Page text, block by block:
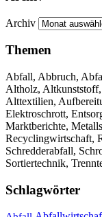
Archiv
Themen
Abfall, Abbruch,
Altholz,
Alttextilien,
Elektroschrott,
Marktberichte,
Recyclingwirtschaft,
Schredderabfall,
Sortiertechnik,
Schlagwörter